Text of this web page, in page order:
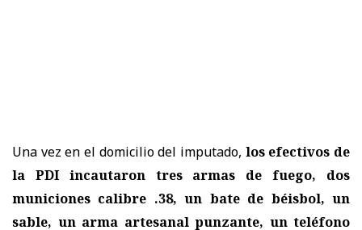
Una vez en el domicilio del imputado, los efectivos de
la PDI incautaron tres armas de fuego, dos
municiones calibre .38, un bate de béisbol, un
sable, un arma artesanal punzante, un teléfono